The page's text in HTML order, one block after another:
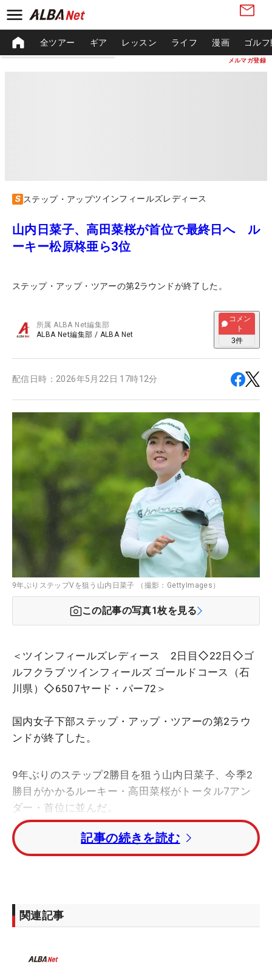
メルマガ登録
全ツアー ギア レッスン ライフ 漫画 ゴル
ステップ・アップツインフィールズレディース
山内日菜子、高田菜桜が首位で最終日へ ル
ーキー松原柊亜ら3位
ステップ・アップ・ツアーの第2ラウンドが終了した。
所属ALBA Net編集部
ALBA Net編集部 / ALBA Net
コメン
ト
3件
配信日時： 2026年5月22日 17時12分
9年ぶりステップVを狙う山内日菜子 （撮影：GettyImages）
この記事の写真1枚を見る
＜ツインフィールズレディース 2日目◇22日◇ゴ
ルフクラブ ツインフィールズ ゴールドコース（石
川県）◇6507ヤード・パー72＞
国内女子下部ステップ・アップ・ツアーの第2ラウ
ンドが終了した。
9年ぶりのステップ2勝目を狙う山内日菜子、今季2
勝目がかかるルーキー・高田菜桜がトータル7アン
ダー・首位に並んだ。
トータル5アンダー・3位タイには昨年覇者の前田羚
菜、大須賀望、村田歩香、鬼頭さくら、リ・ハナ
今季初出場の吉田弓美子はトータル1オーバー・36
らはトータル3オーバー・49位タイで決勝に進ん
記事の続きを読む
関連記事